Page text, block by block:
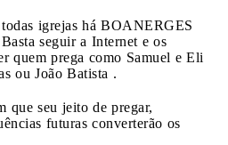
igrejas há BOANERGES
seguir a Internet e os
quem prega como Samuel e Eli
ou João Batista .
que seu jeito de pregar,
futuras converterão os